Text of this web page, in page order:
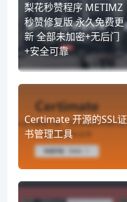
梨花秒赞程序 METIMZ
秒赞修复版 永久免费更
新 全部未加密+无后门
+安全可靠
Certimate 开源的SSL证
书管理工具